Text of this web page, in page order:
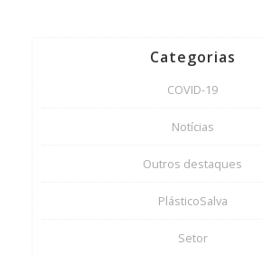
Categorias
COVID-19
Notícias
Outros destaques
PlásticoSalva
Setor